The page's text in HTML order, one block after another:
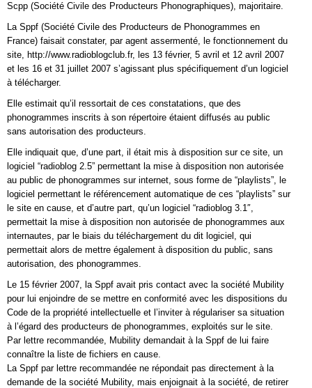
Scpp (Société Civile des Producteurs Phonographiques), majoritaire.
La Sppf (Société Civile des Producteurs de Phonogrammes en
France) faisait constater, par agent assermenté, le fonctionnement du
site, http://www.radioblogclub.fr, les 13 février, 5 avril et 12 avril 2007
et les 16 et 31 juillet 2007 s’agissant plus spécifiquement d’un logiciel
à télécharger.
Elle estimait qu’il ressortait de ces constatations, que des
phonogrammes inscrits à son répertoire étaient diffusés au public
sans autorisation des producteurs.
Elle indiquait que, d’une part, il était mis à disposition sur ce site, un
logiciel “radioblog 2.5” permettant la mise à disposition non autorisée
au public de phonogrammes sur internet, sous forme de “playlists”, le
logiciel permettant le référencement automatique de ces “playlists” sur
le site en cause, et d’autre part, qu’un logiciel “radioblog 3.1″,
permettait la mise à disposition non autorisée de phonogrammes aux
internautes, par le biais du téléchargement du dit logiciel, qui
permettait alors de mettre également à disposition du public, sans
autorisation, des phonogrammes.
Le 15 février 2007, la Sppf avait pris contact avec la société Mubility
pour lui enjoindre de se mettre en conformité avec les dispositions du
Code de la propriété intellectuelle et l’inviter à régulariser sa situation
à l’égard des producteurs de phonogrammes, exploités sur le site.
Par lettre recommandée, Mubility demandait à la Sppf de lui faire
connaître la liste de fichiers en cause.
La Sppf par lettre recommandée ne répondait pas directement à la
demande de la société Mubility, mais enjoignait à la société, de retirer